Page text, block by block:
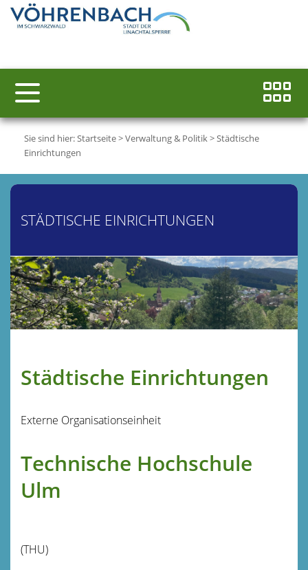
Sie sind hier:Startseite>Verwaltung & Politik>Städtische
Einrichtungen
STÄDTISCHE EINRICHTUNGEN
Städtische Einrichtungen
Externe Organisationseinheit
Technische Hochschule
Ulm
(THU)